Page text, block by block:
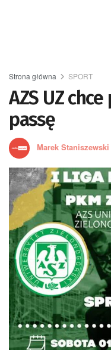
Strona główna SPORT
AZS UZ
passę
Marek Staniszewski